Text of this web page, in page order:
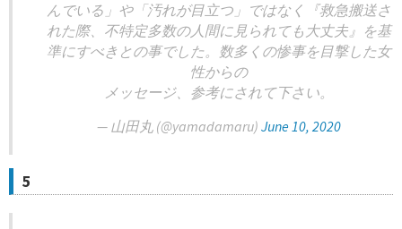
んでいる」や「汚れが目立つ」ではなく『救急搬送さ
れた際、不特定多数の人間に見られても大丈夫』を基
準にすべきとの事でした。数多くの惨事を目撃した女
性からの
メッセージ、参考にされて下さい。
— 山田丸 (@yamadamaru) June 10, 2020
5